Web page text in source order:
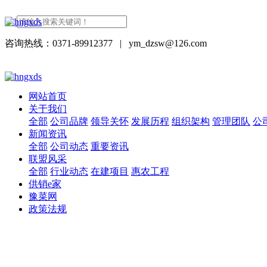
咨询热线：0371-89912377 | ym_dzsw@126.com
网站首页
关于我们
全部 公司品牌 领导关怀 发展历程 组织架构 管理团队 公
新闻资讯
全部 公司动态 重要资讯
联盟风采
全部 行业动态 在建项目 惠农工程
供销e家
豫菜网
政策法规